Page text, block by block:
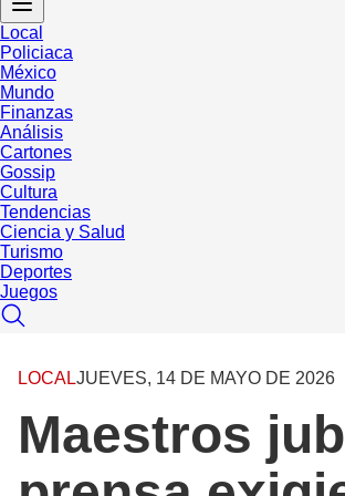
Local
Policiaca
México
Mundo
Finanzas
Análisis
Cartones
Gossip
Cultura
Tendencias
Ciencia y Salud
Turismo
Deportes
Juegos
LOCALJUEVES, 14 DE MAYO DE 2026
Maestros